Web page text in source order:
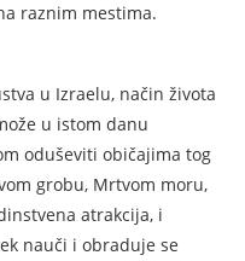
raznim mestima.
u Izraelu, način života
u istom danu
oduševiti običajima tog
grobu, Mrtvom moru,
atrakcija, i
nauči i obraduje se